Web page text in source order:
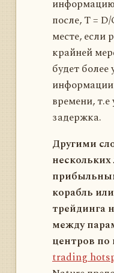
информацию
после, Т =
месте, если
крайней
будет более
информации
времени, т.е
задержка.
Другими
корабль
трейдинга
между
центров по
trading